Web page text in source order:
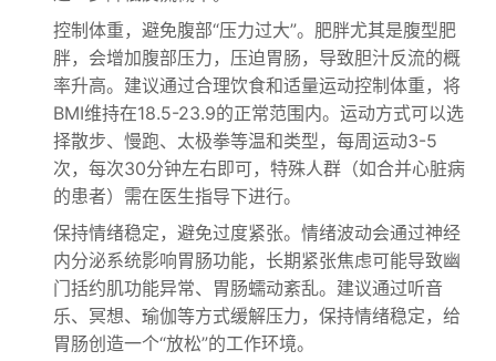
控制体重，避免腹部“压力过大”。肥胖尤其是腹型肥
胖，会增加腹部压力，压迫胃肠，导致胆汁反流的概
率升高。建议通过合理饮食和适量运动控制体重，将
BMI维持在18.5-23.9的正常范围内。运动方式可以选
择散步、慢跑、太极拳等温和类型，每周运动3-5
次，每次30分钟左右即可，特殊人群（如合并心脏病
的患者）需在医生指导下进行。
保持情绪稳定，避免过度紧张。情绪波动会通过神经
内分泌系统影响胃肠功能，长期紧张焦虑可能导致幽
门括约肌功能异常、胃肠蠕动紊乱。建议通过听音
乐、冥想、瑜伽等方式缓解压力，保持情绪稳定，给
胃肠创造一个“放松”的工作环境。